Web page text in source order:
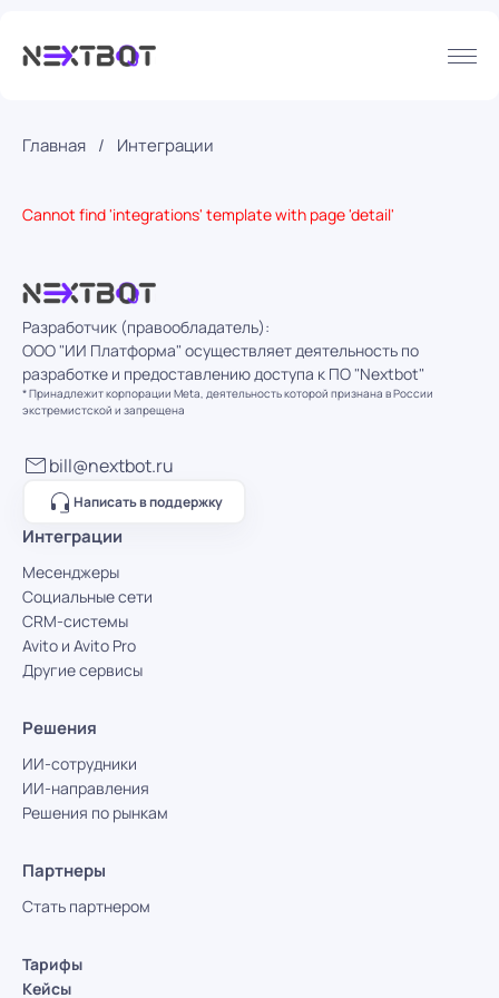
Главная Интеграции
Cannot find 'integrations' template with page 'detail'
Разработчик (правообладатель):
ООО "ИИ Платформа" осуществляет деятельность по
разработке и предоставлению доступа к ПО "Nextbot"
* Принадлежит корпорации Meta, деятельность которой признана в России
экстремистской и запрещена
bill@nextbot.ru
Написать в поддержку
Интеграции
Месенджеры
Социальные сети
CRM-системы
Avito и Avito Pro
Другие сервисы
Решения
ИИ-сотрудники
ИИ-направления
Решения по рынкам
Партнеры
Стать партнером
Тарифы
Кейсы